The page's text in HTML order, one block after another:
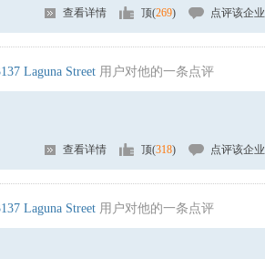
查看详情 顶(269) 点评该企业
Laguna Street 用户对他的一条点评
查看详情 顶(318) 点评该企业
Laguna Street 用户对他的一条点评